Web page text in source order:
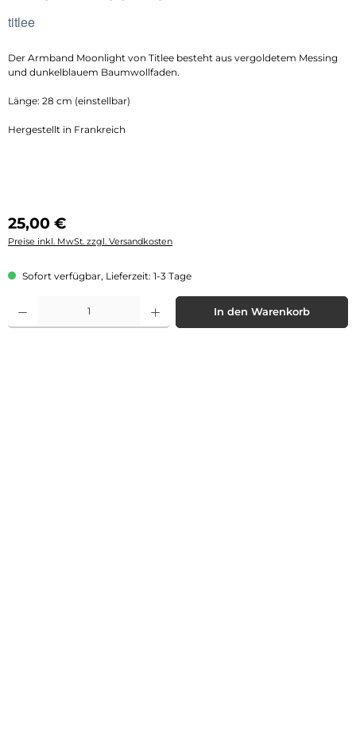
titlee
Der Armband Moonlight von Titlee besteht aus vergoldetem Messing
und dunkelblauem Baumwollfaden.
Länge: 28 cm (einstellbar)
Hergestellt in Frankreich
Regulärer Preis:
25,00 €
Preise inkl. MwSt. zzgl. Versandkosten
Sofort verfügbar, Lieferzeit: 1-3 Tage
Produkt Anzahl: Gib den gewünschten Wert ein oder benutze die
In den Warenkorb